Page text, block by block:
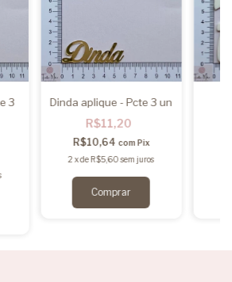
3
Dinda aplique - Pcte 3 un
R$11,20
R$10,64 com Pix
2 xdeR$5,60 sem juros